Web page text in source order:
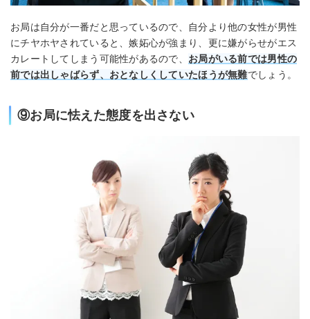
お局は自分が一番だと思っているので、自分より他の女性が男性
にチヤホヤされていると、嫉妬心が強まり、更に嫌がらせがエス
カレートしてしまう可能性があるので、 お局がいる前では男性の
前では出しゃばらず、おとなしくしていたほうが無難でしょう。
⑨お局に怯えた態度を出さない